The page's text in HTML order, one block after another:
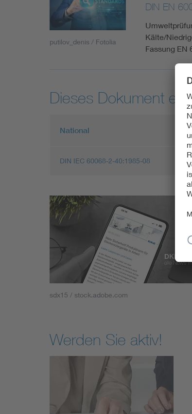
putilov_denis / Fotolia
DIN EN
Kälte/
Fassung EN
Dieses Dokument
National
DIN IEC 60068-2-40:1985-08
sdx15 / stock.adobe.com
Werden Sie aktiv!